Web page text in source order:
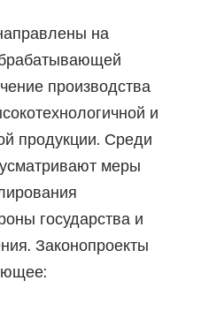
на
производства
и
продукции. Среди
меры
государства и
Законопроекты